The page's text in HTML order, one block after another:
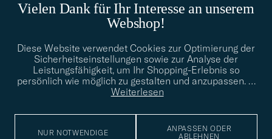
Vielen Dank für Ihr Interesse an unserem
Webshop!
Diese Website verwendet Cookies zur Optimierung der
Sicherheitseinstellungen sowie zur Analyse der
Leistungsfähigkeit, um Ihr Shopping-Erlebnis so
persönlich wie möglich zu gestalten und anzupassen. …
Weiterlesen
NUR NOTWENDIGE
ANPASSEN ODER
ABLEHNEN
info@careofcarl.de
Benötigen Sie Hilfe bei der Suche nach Ihrem persönlichen Stil?
Wenden Sie sich an uns, wir helfen Ihnen gerne weiter!